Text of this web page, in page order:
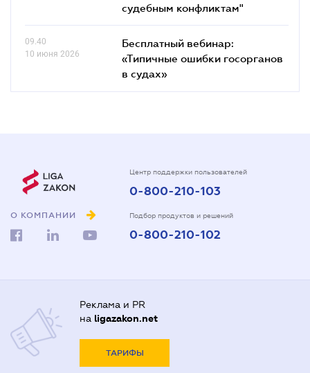
судебным конфликтам"
09.40
10 июня 2026
Бесплатный вебинар:
«Типичные ошибки госорганов
в судах»
О КОМПАНИИ
Центр поддержки пользователей
0-800-210-103
Подбор продуктов и решений
0-800-210-102
Реклама и PR
на ligazakon.net
ТАРИФЫ